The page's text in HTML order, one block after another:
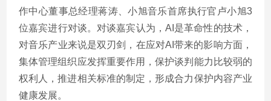
作中心董事总经理蒋涛、小旭音乐首席执行官卢小旭3
位嘉宾进行对谈。对谈嘉宾认为， AI 是革命性的技术，
对音乐产业来说是双刃剑，在应对AI 带来的影响方面，
集体管理组织应发挥重要作用，保护谈判能力比较弱的
权利人，推进相关标准的制定，形成合力保护内容产业
健康发展。